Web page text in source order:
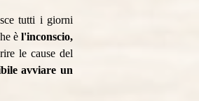
tutti i giorni
è l'inconscio,
le cause del
avviare un